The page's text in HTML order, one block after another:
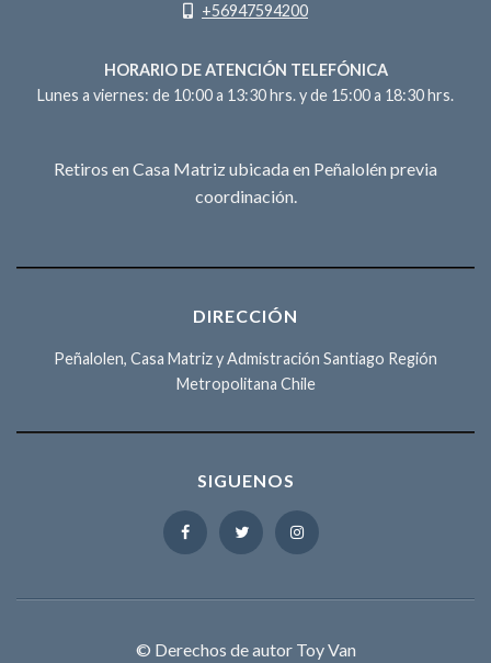
+56947594200
HORARIO DE ATENCIÓN TELEFÓNICA
Lunes a viernes: de 10:00 a 13:30 hrs. y de 15:00 a 18:30 hrs.
Retiros en Casa Matriz ubicada en Peñalolén previa
coordinación.
DIRECCIÓN
Peñalolen, Casa Matriz y Admistración Santiago Región
Metropolitana Chile
SIGUENOS
© Derechos de autor Toy Van